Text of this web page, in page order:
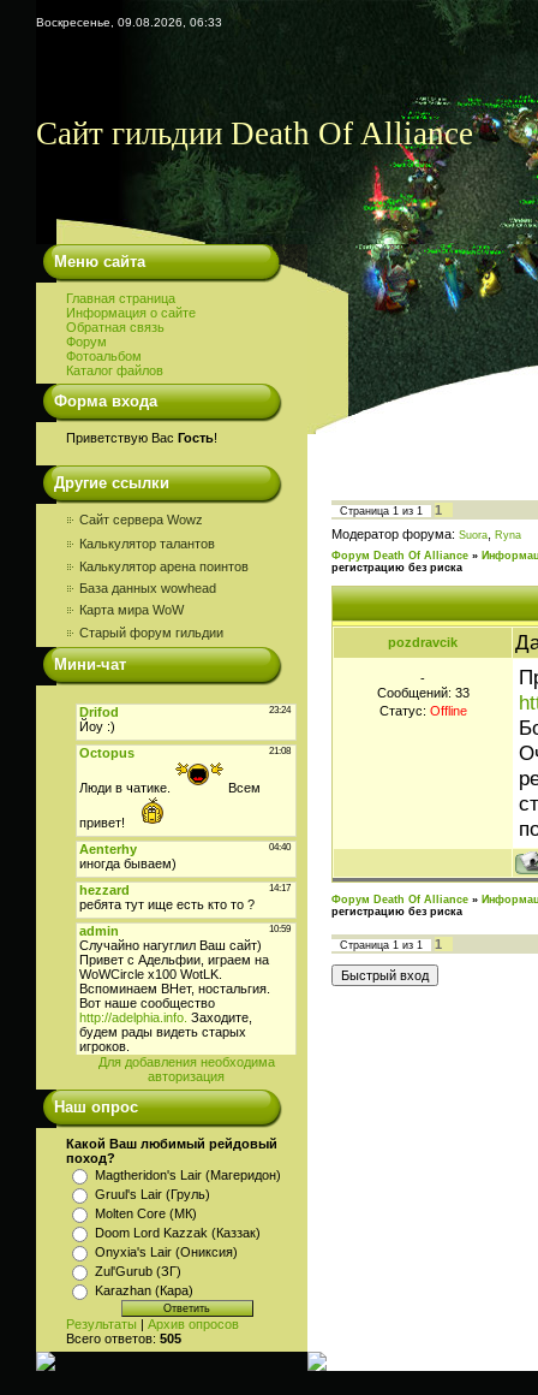
Воскресенье, 09.08.2026, 06:33
Сайт гильдии Death Of Alliance
Меню сайта
Главная страница
Информация о сайте
Обратная связь
Форум
Фотоальбом
Каталог файлов
Форма входа
Приветствую Вас Гость!
Другие ссылки
Сайт сервера Wowz
Калькулятор талантов
Калькулятор арена поинтов
База данных wowhead
Карта мира WoW
Старый форум гильдии
Мини-чат
Для добавления необходима
авторизация
Наш опрос
Какой Ваш любимый рейдовый
поход?
Magtheridon's Lair (Магеридон)
Gruul's Lair (Груль)
Molten Core (МК)
Doom Lord Kazzak (Каззак)
Onyxia's Lair (Ониксия)
Zul'Gurub (ЗГ)
Karazhan (Кара)
Результаты | Архив опросов
Всего ответов: 505
Страница 1 из 1
1
Модератор форума: Suora
Ryna
Форум Death Of Alliance »
регистрацию без риска
pozdravcik
-
Сообщений: 33
Статус: Offline
Форум Death Of Alliance »
регистрацию без риска
Страница 1 из 1 1